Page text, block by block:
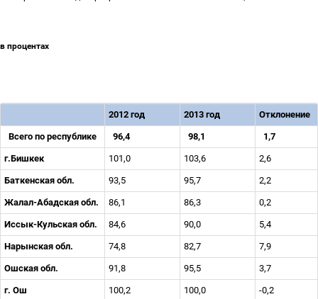
в процентах
2012 год 2013 год Отклонение
Всего по республике 96,4 98,1 1,7
г.Бишкек 101,0 103,6 2,6
Баткенская обл. 93,5 95,7 2,2
Жалал-Абадская обл. 86,1 86,3 0,2
Иссык-Кульская обл. 84,6 90,0 5,4
Нарынская обл. 74,8 82,7 7,9
Ошская обл. 91,8 95,5 3,7
г. Ош 100,2 100,0 -0,2